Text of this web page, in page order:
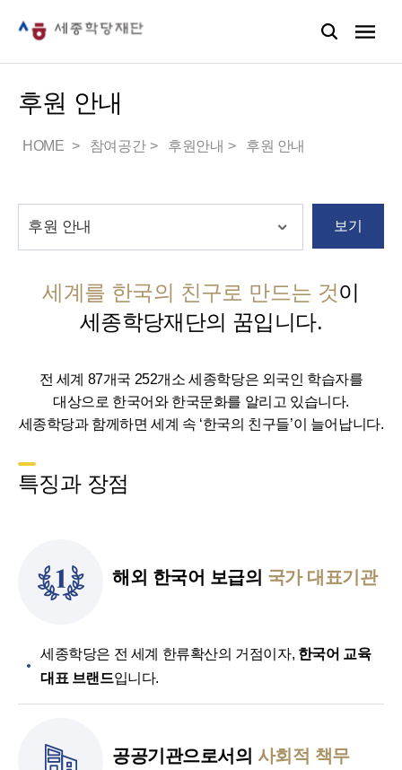
후원 안내
HOME 참여공간 후원안내 후원 안내
보기
세계를 한국의 친구로 만드는 것이
세종학당재단의 꿈입니다.
전 세계 87개국 252개소 세종학당은 외국인 학습자를
대상으로 한국어와 한국문화를 알리고 있습니다.
세종학당과 함께하면 세계 속 ‘한국의 친구들’이 늘어납니다.
특징과 장점
해외 한국어 보급의 국가 대표기관
세종학당은 전 세계 한류확산의 거점이자, 한국어 교육
대표 브랜드입니다.
공공기관으로서의 사회적 책무